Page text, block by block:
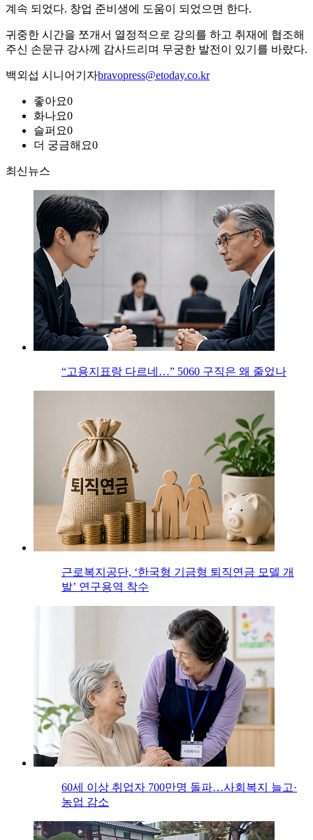
계속 되었다. 창업 준비생에 도움이 되었으면 한다.
귀중한 시간을 쪼개서 열정적으로 강의를 하고 취재에 협조해
주신 손문규 강사께 감사드리며 무궁한 발전이 있기를 바랐다.
백외섭 시니어기자bravopress@etoday.co.kr
좋아요0
화나요0
슬퍼요0
더 궁금해요0
최신뉴스
“고용지표랑 다르네…” 5060 구직은 왜 줄었나
근로복지공단, ‘한국형 기금형 퇴직연금 모델 개
발’ 연구용역 착수
60세 이상 취업자 700만명 돌파…사회복지 늘고·
농업 감소